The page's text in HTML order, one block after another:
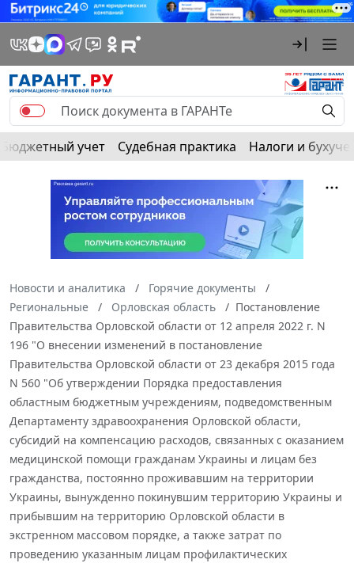
Бюджетный учет Судебная практика Налоги и
Новости и аналитика
Горячие документы
Региональные
Орловская область
Постановление
Правительства Орловской области от 12 апреля 2022 г. N
196 "О внесении изменений в постановление
Правительства Орловской области от 23 декабря 2015 года
N 560 "Об утверждении Порядка предоставления
областным бюджетным учреждениям, подведомственным
Департаменту здравоохранения Орловской области,
субсидий на компенсацию расходов, связанных с оказанием
медицинской помощи гражданам Украины и лицам без
гражданства, постоянно проживавшим на территории
Украины, вынужденно покинувшим территорию Украины и
прибывшим на территорию Орловской области в
экстренном массовом порядке, а также затрат по
проведению указанным лицам профилактических